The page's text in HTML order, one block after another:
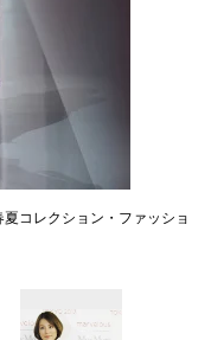
コレクション・ファッショ